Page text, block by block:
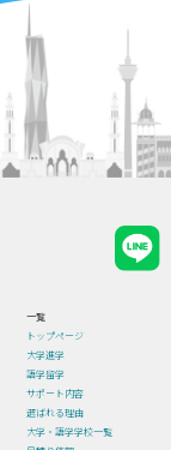
一覧
トップページ
大学進学
語学留学
サポート内容
選ばれる理由
大学・語学学校一覧